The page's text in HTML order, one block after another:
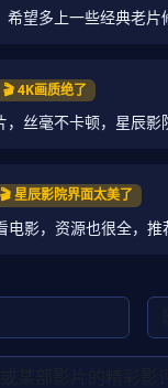
望多上一些经典老片
🎬 4K画质绝了
丝毫不卡顿，星辰影
🎬 星辰影院界面太美了
影，资源也很全，推